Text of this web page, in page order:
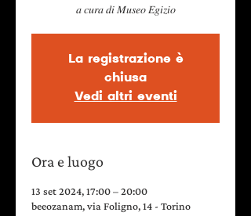
𝑎 𝑐𝑢𝑟𝑎 𝑑𝑖 𝑀𝑢𝑠𝑒𝑜 𝐸𝑔𝑖𝑧𝑖𝑜
La registrazione è
chiusa
Vedi altri eventi
Ora e luogo
13 set 2024, 17:00 – 20:00
beeozanam, via Foligno, 14 - Torino